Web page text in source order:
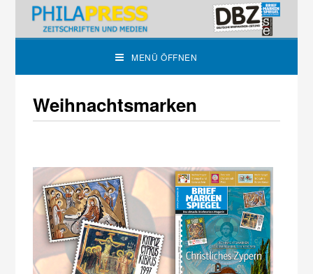
MENÜ ÖFFNEN
Weihnachtsmarken